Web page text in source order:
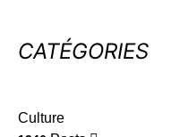
CATÉGORIES
Culture